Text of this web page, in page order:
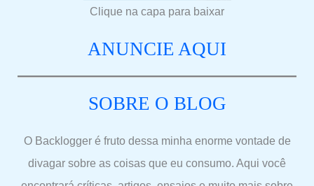
Clique na capa para baixar
ANUNCIE AQUI
SOBRE O BLOG
O Backlogger é fruto dessa minha enorme vontade de
divagar sobre as coisas que eu consumo. Aqui você